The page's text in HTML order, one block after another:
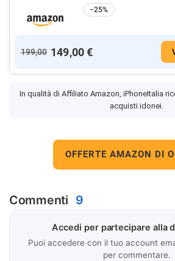
−25%
199,00 149,00 €
In qualità di Affiliato Amazon, iPhoneItalia
acquisti idonei.
OFFERTE AMAZON DI
Commenti 9
Accedi per partecipare alla
Puoi accedere con il tuo account
per commentare.